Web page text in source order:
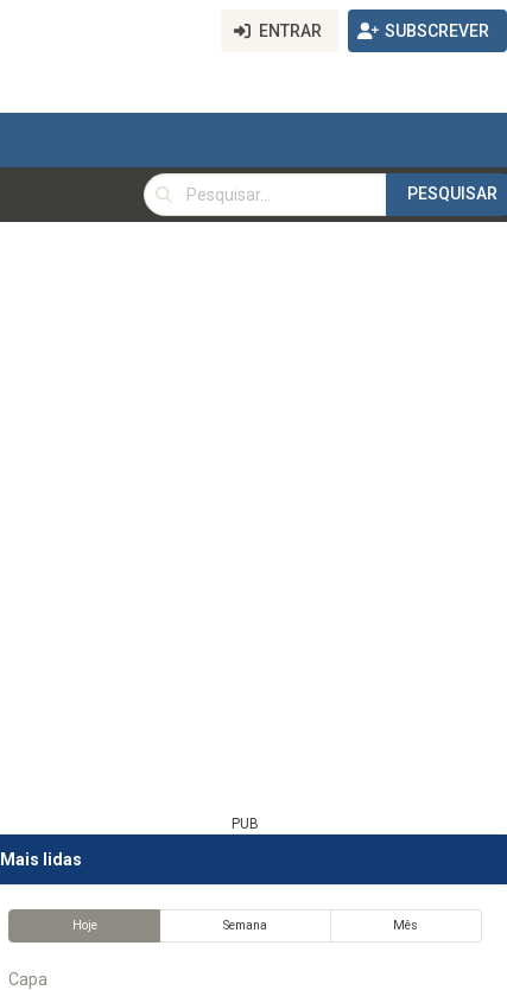
ENTRAR SUBSCREVER
PESQUISAR
PESQUISAR
PUB
Mais lidas
Hoje Semana Mês
Capa